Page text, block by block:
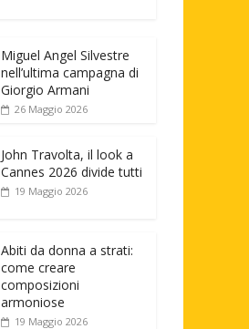
Miguel Angel Silvestre
nell’ultima campagna di
Giorgio Armani
26 Maggio 2026
John Travolta, il look a
Cannes 2026 divide tutti
19 Maggio 2026
Abiti da donna a strati:
come creare
composizioni
armoniose
19 Maggio 2026